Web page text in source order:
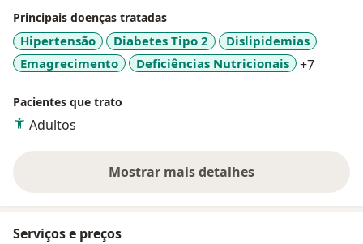
Principais doenças tratadas
Hipertensão Diabetes Tipo 2
Dislipidemias
Emagrecimento
Deficiências Nutricionais +7
Pacientes que trato
Adultos
Mostrar mais detalhes
sobre a experiência
Serviços e preços